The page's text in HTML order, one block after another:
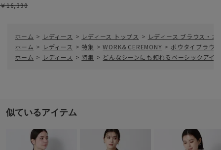
￥16,390
ホーム > レディース > レディース トップス > レディース ブラウス・カ
ホーム > レディース > 特集 > WORK＆CEREMONY > ボウタイブラウ
ホーム > レディース > 特集 > どんなシーンにも頼れるベーシックアイ